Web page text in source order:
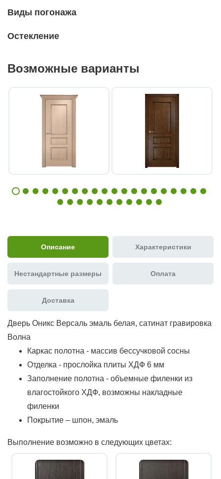
Виды погонажа
Остекление
Возможные варианты
Описание Характеристики
Нестандартные размеры Оплата
Доставка
Дверь Оникс Версаль эмаль белая, сатинат гравировка
Волна
Каркас полотна - массив бессучковой сосны
Отделка - прослойка плиты ХДФ 6 мм
Заполнение полотна - объемные филенки из
влагостойкого ХДФ, возможны накладные
филенки
Покрытие – шпон, эмаль
Выполнение возможно в следующих цветах: